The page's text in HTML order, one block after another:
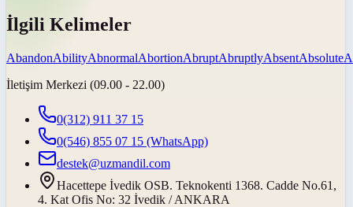
İlgili Kelimeler
AbandonAbilityAbnormalAbortionAbruptAbruptlyAbsentAbsolute
İletişim Merkezi (09.00 - 22.00)
0(312) 911 37 15
0(546) 855 07 15 (WhatsApp)
destek@uzmandil.com
Hacettepe İvedik OSB. Teknokenti 1368. Cadde No.61,
4. Kat Ofis No: 32 İvedik / ANKARA